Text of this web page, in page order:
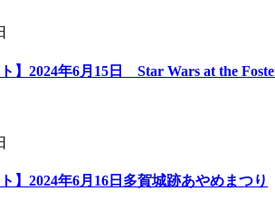
ト】2024年6月15日 Star Wars at the
】2024年6月16日多賀城跡あやめまつり